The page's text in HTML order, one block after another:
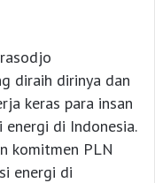
diraih dirinya dan
keras para insan
energi di Indonesia.
komitmen PLN
energi di